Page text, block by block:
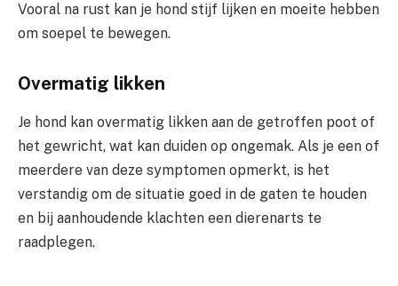
Vooral na rust kan je hond stijf lijken en moeite hebben
om soepel te bewegen.
Overmatig likken
Je hond kan overmatig likken aan de getroffen poot of
het gewricht, wat kan duiden op ongemak. Als je een of
meerdere van deze symptomen opmerkt, is het
verstandig om de situatie goed in de gaten te houden
en bij aanhoudende klachten een dierenarts te
raadplegen.